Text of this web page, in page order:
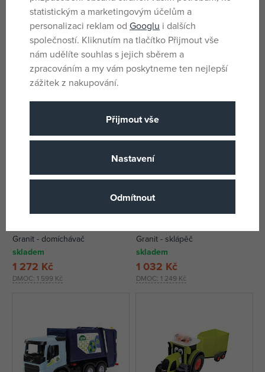
Dickie Autobus Volvo 7900E
40 cm
skladem
DMOC:449 Kč
320 Kč
Lena WORXX Nákladní Volvo
auto A25G
skladem
DMOC:699 Kč
479 Kč
Novinky
Bruder Nákladní auto MACK
Granit - domíchávač
skladem
DMOC: 1 599 Kč
1 272 Kč
Bruder Nákladní auto MACK
Granit - sklápěč
skladem
DMOC: 1 249 Kč
1 032 Kč
statistickým a marketingovým účelům a
personalizaci reklam od Googlu i dalších
společností. Kliknutím na tlačítko Přijmout vše
nám udělíte souhlas s jejich sběrem a
zpracováním a my vám poskytneme ten nejlepší
zážitek z nakupování.
Přijmout vše
Nastavení
Odmítnout